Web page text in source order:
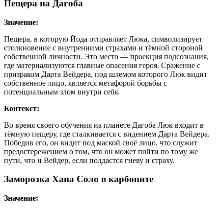
Пещера на Дагоба
Значение:
Пещера, в которую Йода отправляет Люка, символизирует
столкновение с внутренними страхами и тёмной стороной
собственной личности. Это место — проекция подсознания,
где материализуются главные опасения героя. Сражение с
призраком Дарта Вейдера, под шлемом которого Люк видит
собственное лицо, является метафорой борьбы с
потенциальным злом внутри себя.
Контекст:
Во время своего обучения на планете Дагоба Люк входит в
тёмную пещеру, где сталкивается с видением Дарта Вейдера.
Победив его, он видит под маской своё лицо, что служит
предостережением о том, что он может пойти по тому же
пути, что и Вейдер, если поддастся гневу и страху.
Заморозка Хана Соло в карбоните
Значение: